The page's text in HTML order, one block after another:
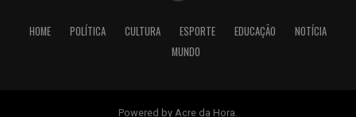
HOME POLÍTICA CULTURA ESPORTE EDUCAÇÃO
NOTÍCIA
MUNDO
Powered by Acre da Hora.